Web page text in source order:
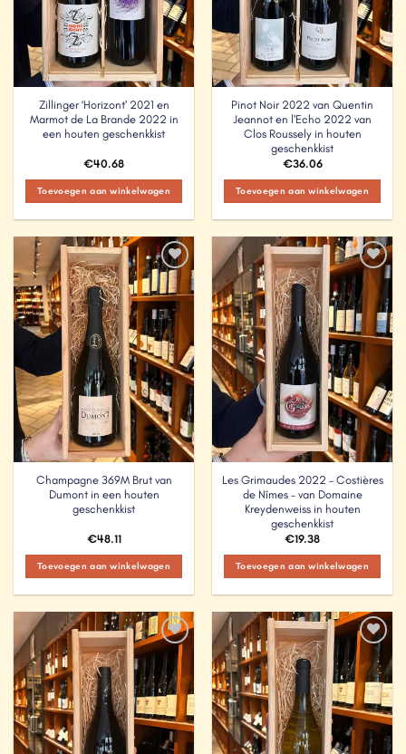
Zillinger ‘Horizont’ 2021 en
Marmot de La Brande 2022 in
een houten geschenkkist
€40.68
Toevoegen aan winkelwagen
Pinot Noir 2022 van Quentin
Jeannot en l’Echo 2022 van
Clos Roussely in houten
geschenkkist
€36.06
Toevoegen aan winkelwagen
Add to
Wishlist
Champagne 369M Brut van
Dumont in een houten
geschenkkist
€48.11
Toevoegen aan winkelwagen
Add to
Wishlist
Les Grimaudes 2022 – Costières
de Nîmes – van Domaine
Kreydenweiss in houten
geschenkkist
€19.38
Toevoegen aan winkelwagen
Add to
Wishlist
Add to
Wishlist